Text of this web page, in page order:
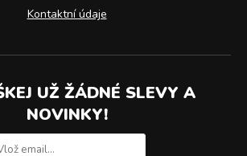
Kontaktní údaje
UŽ ŽÁDNÉ SLEVY A
NOVINKY!